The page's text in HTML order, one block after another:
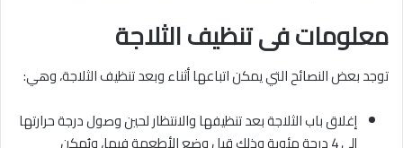
معلومات فى تنظيف الثلاجة
توجد بعض النصائح التي يمكن اتباعها أثناء وبعد تنظيف الثلاجة، وهي:
إغلاق باب الثلاجة بعد تنظيفها والانتظار لحين وصول درجة حرارتها